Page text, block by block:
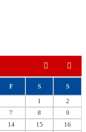
F S
S
1
2
7 8
9
14 15
16